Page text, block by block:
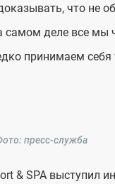
что не
самом деле все мы
принимаем
пресс-служба
& SPA выступил